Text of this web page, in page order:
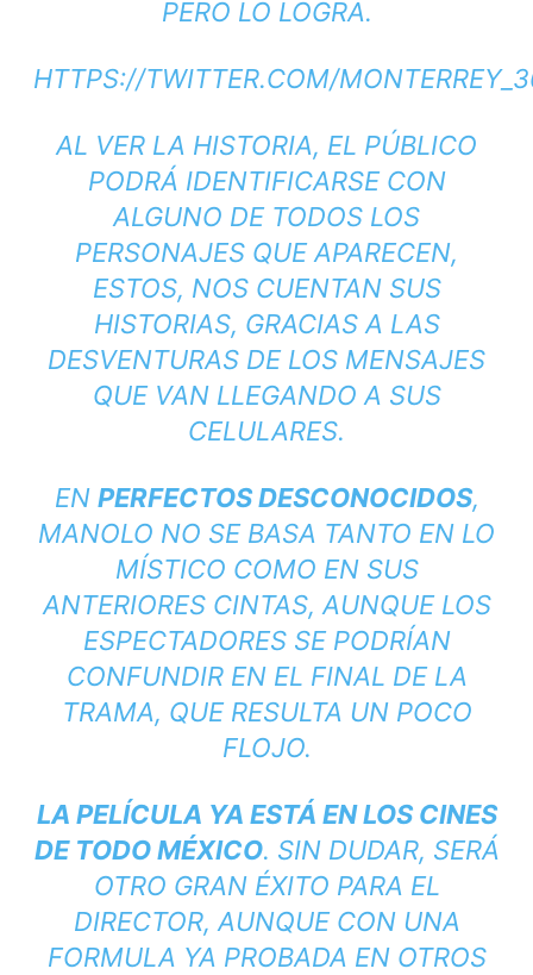
PERO LO LOGRA.
HTTPS://TWITTER.COM/
AL VER LA HISTORIA, EL PÚBLICO
PODRÁ IDENTIFICARSE CON
ALGUNO DE TODOS LOS
PERSONAJES QUE APARECEN,
ESTOS, NOS CUENTAN SUS
HISTORIAS, GRACIAS A LAS
DESVENTURAS DE LOS MENSAJES
QUE VAN LLEGANDO A SUS
CELULARES.
EN PERFECTOS DESCONOCIDOS,
MANOLO NO SE BASA TANTO EN LO
MÍSTICO COMO EN SUS
ANTERIORES CINTAS, AUNQUE LOS
ESPECTADORES SE PODRÍAN
CONFUNDIR EN EL FINAL DE LA
TRAMA, QUE RESULTA UN POCO
FLOJO.
LA PELÍCULA YA ESTÁ EN LOS CINES
DE TODO MÉXICO. SIN DUDAR, SERÁ
OTRO GRAN ÉXITO PARA EL
DIRECTOR, AUNQUE CON UNA
FORMULA YA PROBADA EN OTROS